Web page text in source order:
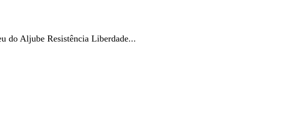
do Aljube Resistência Liberdade...